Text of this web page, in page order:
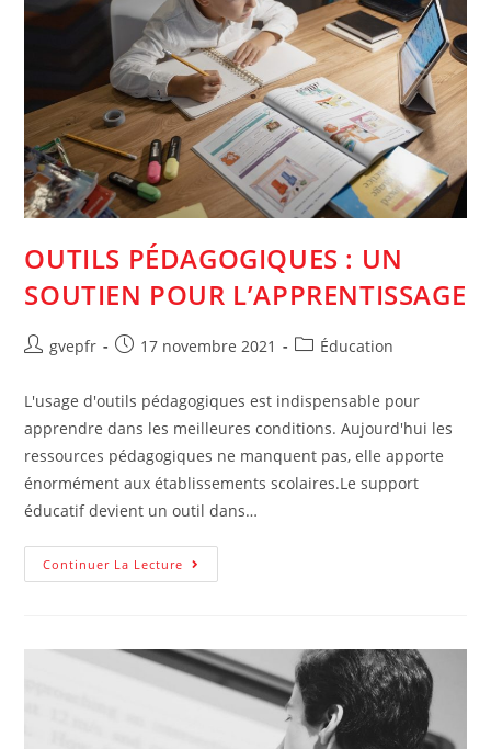
OUTILS PÉDAGOGIQUES : UN
SOUTIEN POUR L’APPRENTISSAGE
Auteur/autrice
la
publication :
gvepfr
Post17 novembre 2021
PostÉducation
L'usage d'outils pédagogiques est indispensable pour
apprendre dans les meilleures conditions. Aujourd'hui les
ressources pédagogiques ne manquent pas, elle apporte
énormément aux établissements scolaires.Le support
éducatif devient un outil dans…
Continuer La Lecture Outils
Pédagogiques
L’apprentissage